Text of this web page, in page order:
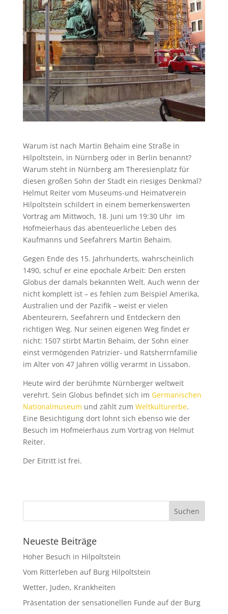
Warum ist nach Martin Behaim eine Straße in
Hilpoltstein, in Nürnberg oder in Berlin benannt?
Warum steht in Nürnberg am Theresienplatz für
diesen großen Sohn der Stadt ein riesiges Denkmal?
Helmut Reiter vom Museums-und Heimatverein
Hilpoltstein schildert in einem bemerkenswerten
Vortrag am Mittwoch, 18. Juni um 19:30 Uhr im
Hofmeierhaus das abenteuerliche Leben des
Kaufmanns und Seefahrers Martin Behaim.
Gegen Ende des 15. Jahrhunderts, wahrscheinlich
1490, schuf er eine epochale Arbeit: Den ersten
Globus der damals bekannten Welt. Auch wenn der
nicht komplett ist – es fehlen zum Beispiel Amerika,
Australien und der Pazifik – weist er vielen
Abenteurern, Seefahrern und Entdeckern den
richtigen Weg. Nur seinen eigenen Weg findet er
nicht: 1507 stirbt Martin Behaim, der Sohn einer
einst vermögenden Patrizier- und Ratsherrnfamilie
im Alter von 47 Jahren völlig verarmt in Lissabon.
Heute wird der berühmte Nürnberger weltweit
verehrt. Sein Globus befindet sich im Germanischen
Nationalmuseum und zählt zum Weltkulturerbe.
Eine Besichtigung dort lohnt sich ebenso wie der
Besuch im Hofmeierhaus zum Vortrag von Helmut
Reiter.
Der Eitritt ist frei.
Neueste Beiträge
Hoher Besuch in Hilpoltstein
Vom Ritterleben auf Burg Hilpoltstein
Wetter, Juden, Krankheiten
Präsentation der sensationellen Funde auf der Burg